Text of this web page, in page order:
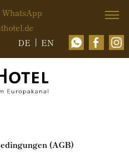
WhatsApp
DE
EN
(AGB)